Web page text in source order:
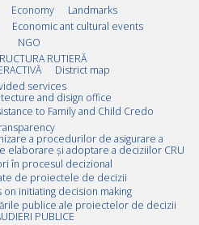
Economy
Landmarks
Economic ant cultural events
NGO
RUTIERĂ
District map
services
and disign office
to Family and Child Credo
a procedurilor de asigurare a
elaborare și adoptare a deciziilor CRU
în procesul decizional
de proiectele de decizii
initiating decision making
publice ale proiectelor de decizii
PUBLICE